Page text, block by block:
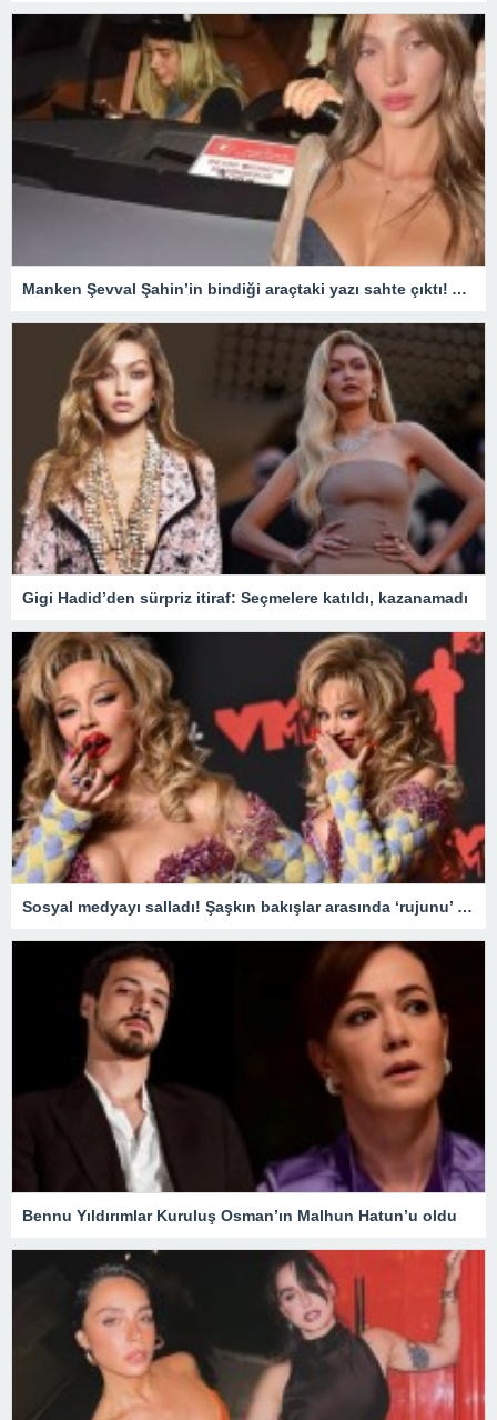
Manken Şevval Şahin’in bindiği araçtaki yazı sahte çıktı! Adli işlem başlatıldı
Gigi Hadid’den sürpriz itiraf: Seçmelere katıldı, kazanamadı
Sosyal medyayı salladı! Şaşkın bakışlar arasında ‘rujunu’ yedi
Bennu Yıldırımlar Kuruluş Osman’ın Malhun Hatun’u oldu